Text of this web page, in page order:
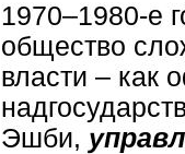
1970–1980-е
общество
власти – как
Эшби,